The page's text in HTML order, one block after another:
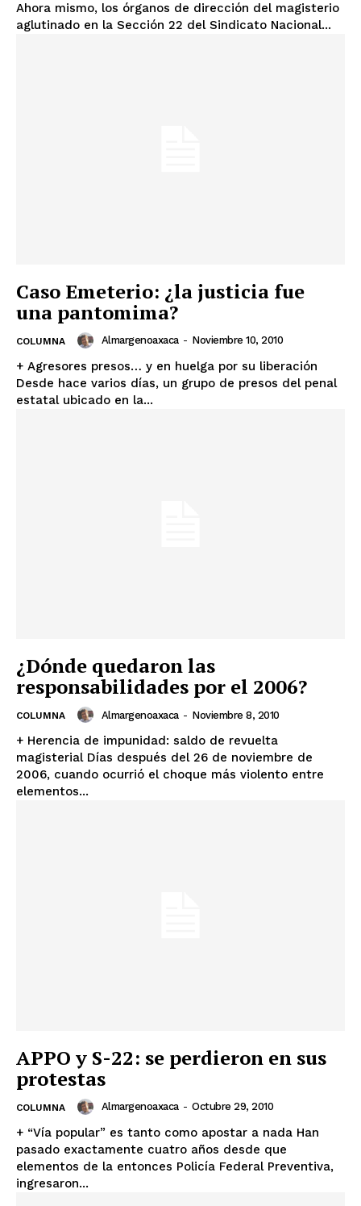
+ Todas las formas de lucha, potencialmente enlazadas
Ahora mismo, los órganos de dirección del magisterio
aglutinado en la Sección 22 del Sindicato Nacional...
Caso Emeterio: ¿la justicia fue
una pantomima?
COLUMNA Almargenoaxaca - Noviembre 10, 2010
+ Agresores presos… y en huelga por su liberación
Desde hace varios días, un grupo de presos del penal
estatal ubicado en la...
¿Dónde quedaron las
responsabilidades por el 2006?
COLUMNA Almargenoaxaca - Noviembre 8, 2010
+ Herencia de impunidad: saldo de revuelta
magisterial Días después del 26 de noviembre de
2006, cuando ocurrió el choque más violento entre
elementos...
APPO y S-22: se perdieron en sus
protestas
COLUMNA Almargenoaxaca - Octubre 29, 2010
+ “Vía popular” es tanto como apostar a nada Han
pasado exactamente cuatro años desde que
elementos de la entonces Policía Federal Preventiva,
ingresaron...